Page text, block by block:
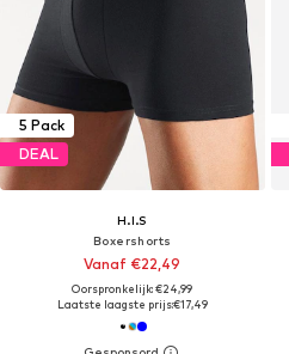
5 Pack
DEAL
H.I.S
Boxershorts
Vanaf €22,49
Oorspronkelijk: €24,99
Laatste laagste prijs:€17,49